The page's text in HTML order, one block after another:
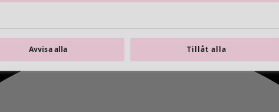
Avvisa alla Tillåt alla